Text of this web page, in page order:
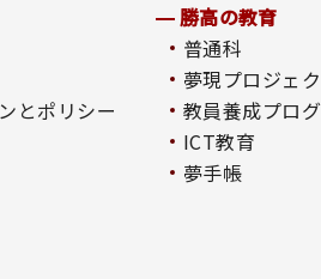
とポリシー
勝高の教育
普通科
夢現プロジェ
教員養成プロ
ICT教育
夢手帳